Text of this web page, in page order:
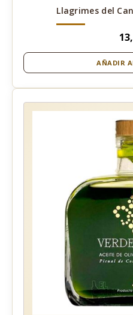
Llagrimes del
AÑADIR